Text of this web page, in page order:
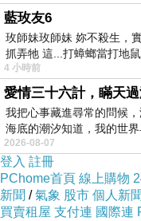
功課不好，去補
世交，我得稱他
，累心的是，老
某某……趕快交補
是被點到。我生
師，請求勿點我名
忙忘事──每天都
我名。母親乾脆
同樣請求。結果
藍玫友6
玫師妹玫師妹 妳不殺生，
抓弄牠 這...打蟑螂當打地
4 小時前
愛情三十六計，瞞天
我把心事藏進尋常的問候
海底的潮汐知道，我的世界
2026-08-07
登入 註冊
PChome首頁 線上購物
新聞 /氣象 股市 個人新
買賣租屋 支付連 國際連